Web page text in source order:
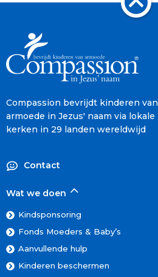
Compassion bevrijdt kinderen van
armoede in Jezus' naam via lokale
kerken in 29 landen wereldwijd
Contact
Wat we doen
Kindsponsoring
Fonds Moeders & Baby’s
Aanvullende hulp
Kinderen beschermen